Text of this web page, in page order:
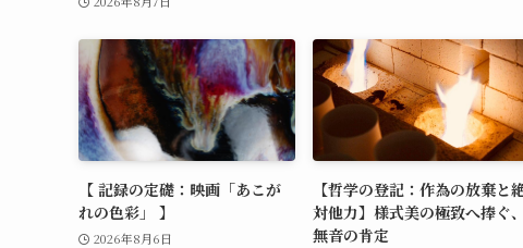
【 記録の定礎：映画「あこが
れの色彩」 】
2026年8月6日
【哲学の登記：作為の放棄と
対他力】様式美の極致へ捧ぐ、
無音の肯定